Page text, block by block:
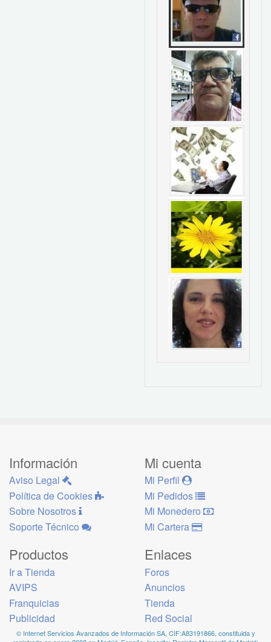
Información
Aviso Legal
Política de Cookies
Sobre Nosotros
Soporte Técnico
Mi cuenta
Mi Perfil
Mi Pedidos
Mi Monedero
Mi Cartera
Productos
Ir a Tienda
AVIPS
Franquicias
Publicidad
Enlaces
Foros
Anuncios
Tienda
Red Social
© Internet Servicios Avanzados de Información SA, CIF:A83191866, constituida y